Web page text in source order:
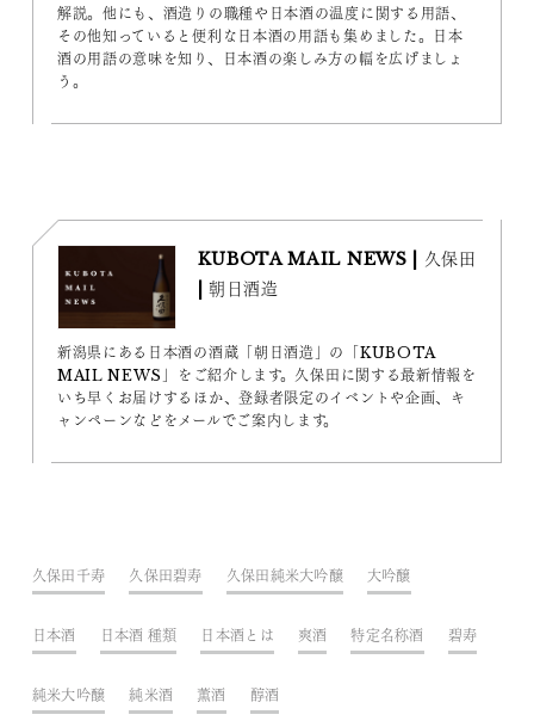
解説。他にも、酒造りの職種や日本酒の温度に関する用語、
その他知っていると便利な日本酒の用語も集めました。日本
酒の用語の意味を知り、日本酒の楽しみ方の幅を広げましょ
う。
KUBOTA MAIL NEWS | 久保田
| 朝日酒造
新潟県にある日本酒の酒蔵「朝日酒造」の「KUBOTA
MAIL NEWS」をご紹介します。久保田に関する最新情報を
いち早くお届けするほか、登録者限定のイベントや企画、キ
ャンペーンなどをメールでご案内します。
久保田千寿 久保田碧寿 久保田純米大吟醸 大吟醸
日本酒 日本酒 種類 日本酒とは 爽酒 特定名称酒 碧寿
純米大吟醸 純米酒 薫酒 醇酒